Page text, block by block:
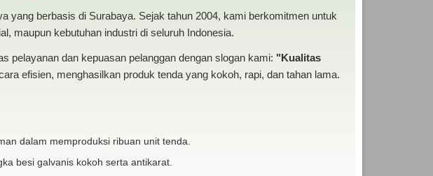
yang berbasis di Surabaya. Sejak tahun 2004, kami berkomitmen untuk
maupun kebutuhan industri di seluruh Indonesia.
pelayanan dan kepuasan pelanggan dengan slogan kami: "Kualitas
efisien, menghasilkan produk tenda yang kokoh, rapi, dan tahan lama.
dalam memproduksi ribuan unit tenda.
besi galvanis kokoh serta antikarat.